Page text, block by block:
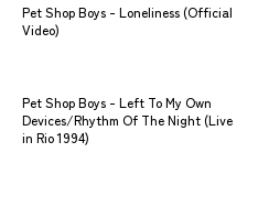
Pet Shop Boys - Loneliness (Official
Video)
Pet Shop Boys - Left To My Own
Devices/Rhythm Of The Night (Live
in Rio 1994)